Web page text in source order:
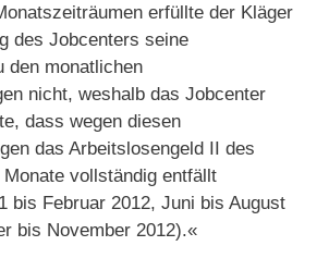
erfüllte der Kläger
des Jobcenters seine
den monatlichen
nicht, weshalb das Jobcenter
dass wegen diesen
das Arbeitslosengeld II des
vollständig entfällt
bis Februar 2012, Juni bis August
bis November 2012).«